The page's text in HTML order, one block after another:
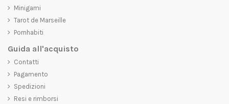
Minigami
Tarot de Marseille
Pornhabiti
Guida all'acquisto
Contatti
Pagamento
Spedizioni
Resi e rimborsi